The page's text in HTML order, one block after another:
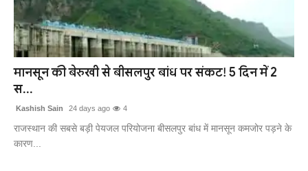
बॉलीवुड
खेल
लाइफस्टाइल
अंतर्राष्ट्रीय
मानसून की बेरुखी से बीसलपुर बांध पर संकट! 5 दिन में 2
स...
Kashish Sain 24 days ago 4
राजस्थान की सबसे बड़ी पेयजल परियोजना बीसलपुर बांध में मानसून कमजोर पड़ने के
कारण...